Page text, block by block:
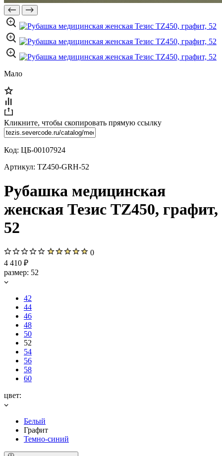
Мало
Кликните, чтобы скопировать прямую ссылку
Код: ЦБ-00107924
Артикул: TZ450-GRH-52
Рубашка медицинская
женская Тезис TZ450, графит,
52
0
4 410 ₽
размер: 52
42
44
46
48
50
52
54
56
58
60
цвет:
Белый
Графит
Темно-синий